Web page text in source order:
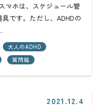
マホは、スケジュール管
です。ただし、ADHDの
大人のADHD
質問箱
2021.12.4